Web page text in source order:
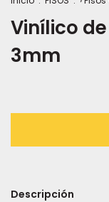
Vinílico
3mm
Descripción